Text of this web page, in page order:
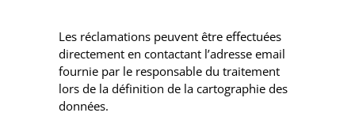
Les réclamations peuvent être effectuées
directement en contactant l’adresse email
fournie par le responsable du traitement
lors de la définition de la cartographie des
données.